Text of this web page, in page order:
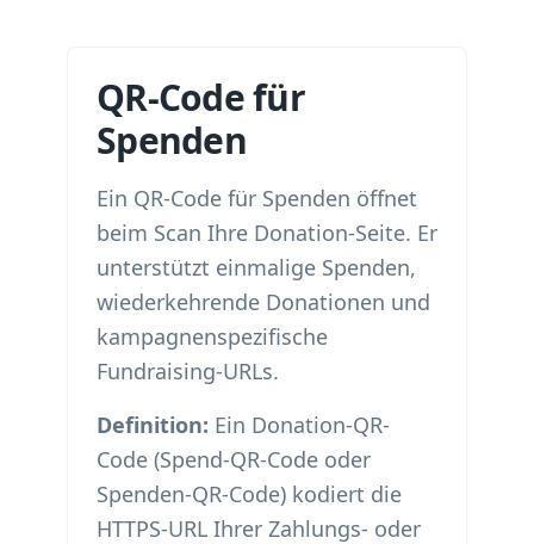
QR-Code für
Spenden
Ein QR-Code für Spenden öffnet
beim Scan Ihre Donation-Seite. Er
unterstützt einmalige Spenden,
wiederkehrende Donationen und
kampagnenspezifische
Fundraising-URLs.
Definition: Ein Donation-QR-
Code (Spend-QR-Code oder
Spenden-QR-Code) kodiert die
HTTPS-URL Ihrer Zahlungs- oder